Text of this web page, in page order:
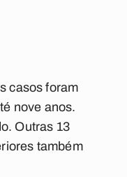
casos foram
nove anos.
Outras 13
também